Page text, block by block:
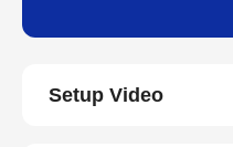
Setup Video